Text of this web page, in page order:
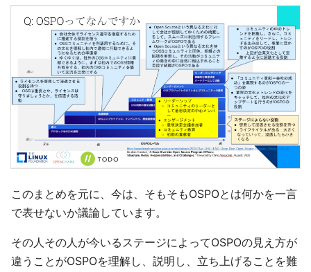
このまとめを元に、今は、そもそもOSPOとは何かを一言
で表せないか議論しています。
その人その人が今いるステージによってOSPOの見え方が
違うことがOSPOを理解し、説明し、立ち上げることを難